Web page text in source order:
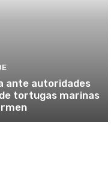
ante autoridades
tortugas marinas